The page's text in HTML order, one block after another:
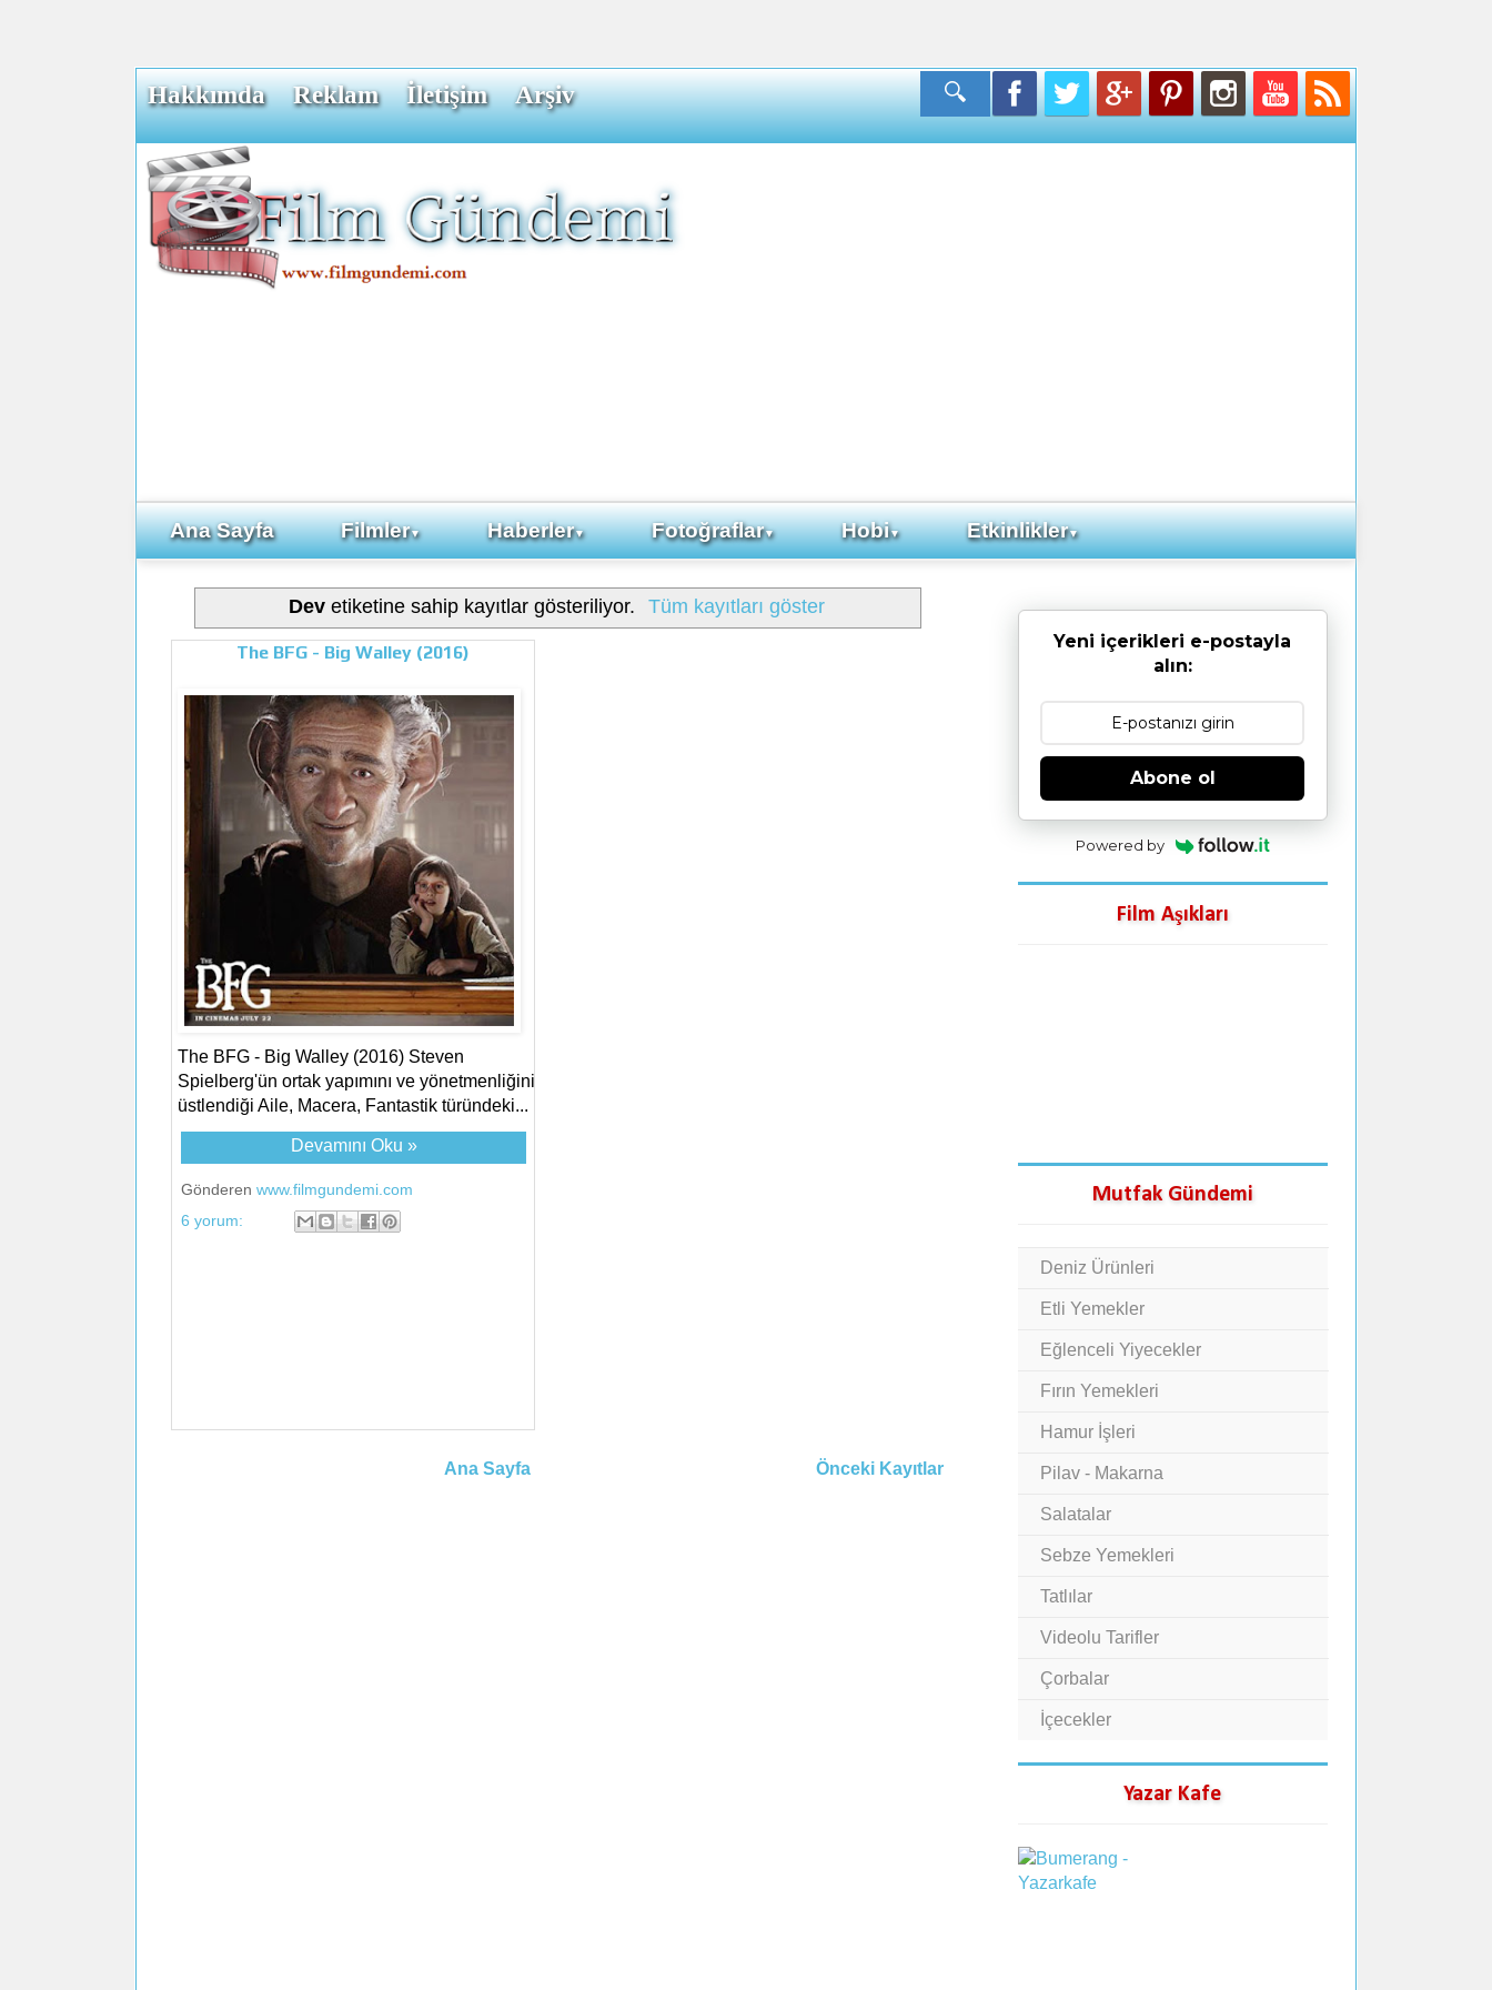
Hakkımda Reklam İletişim Arşiv
Ana Sayfa Filmler▼ Haberler▼ Fotoğraflar▼ Hobi▼ Etkinlikler▼
Dev etiketine sahip kayıtlar gösteriliyor. Tüm kayıtları göster
The BFG - Big Walley (2016)
The BFG - Big Walley (2016) Steven
Spielberg'ün ortak yapımını ve yönetmenliğini
üstlendiği Aile, Macera, Fantastik türündeki...
Devamını Oku »
Gönderen www.filmgundemi.com
6 yorum:
Önceki Kayıtlar
Ana Sayfa
Yeni içerikleri e-postayla
alın:
Abone ol
Powered by
Film Aşıkları
Mutfak Gündemi
Deniz Ürünleri
Etli Yemekler
Eğlenceli Yiyecekler
Fırın Yemekleri
Hamur İşleri
Pilav - Makarna
Salatalar
Sebze Yemekleri
Tatlılar
Videolu Tarifler
Çorbalar
İçecekler
Yazar Kafe